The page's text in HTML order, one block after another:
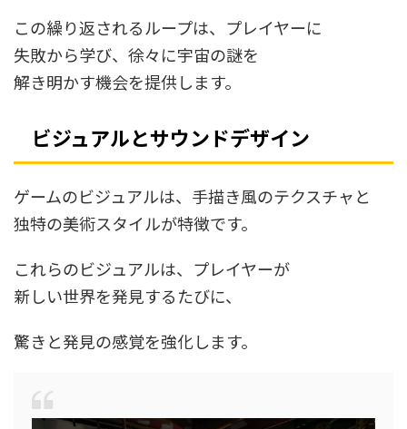
この繰り返されるループは、プレイヤーに
失敗から学び、徐々に宇宙の謎を
解き明かす機会を提供します。
ビジュアルとサウンドデザイン
ゲームのビジュアルは、手描き風のテクスチャと
独特の美術スタイルが特徴です。
これらのビジュアルは、プレイヤーが
新しい世界を発見するたびに、
驚きと発見の感覚を強化します。